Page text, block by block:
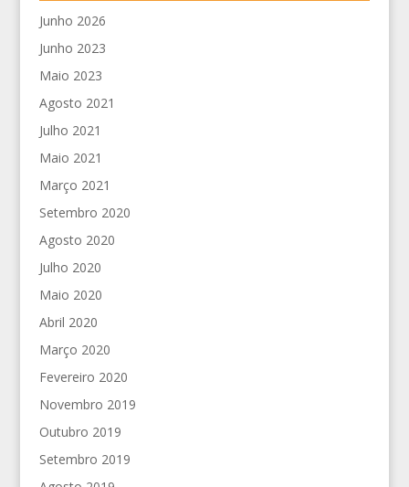
Junho 2026
Junho 2023
Maio 2023
Agosto 2021
Julho 2021
Maio 2021
Março 2021
Setembro 2020
Agosto 2020
Julho 2020
Maio 2020
Abril 2020
Março 2020
Fevereiro 2020
Novembro 2019
Outubro 2019
Setembro 2019